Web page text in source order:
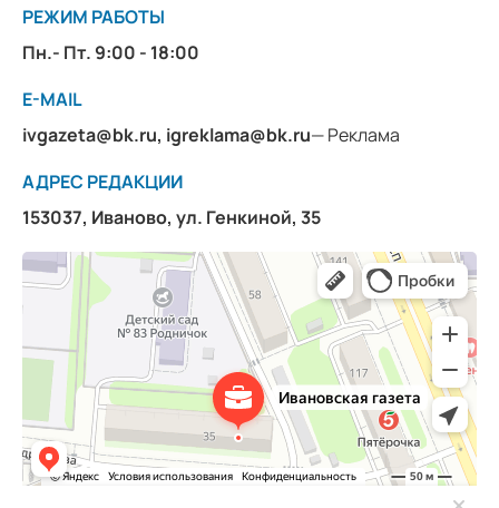
РЕЖИМ РАБОТЫ
Пн.- Пт. 9:00 - 18:00
E-MAIL
ivgazeta@bk.ru, igreklama@bk.ru— Реклама
АДРЕС РЕДАКЦИИ
153037, Иваново, ул. Генкиной, 35